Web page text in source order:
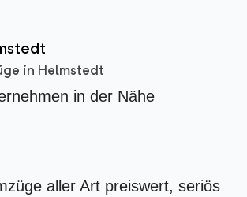
in Helmstedt
aller Art preiswert, seriös